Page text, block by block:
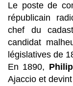
Le poste de
républicain
chef du
candidat
législatives de
En 1890,
Ajaccio et